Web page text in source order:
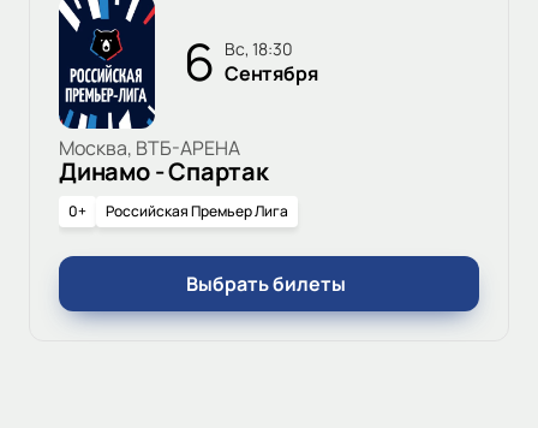
6 вс, 18:30
Сентября
Москва, ВТБ-АРЕНА
Динамо - Спартак
0+ Российская Премьер Лига
Выбрать билеты